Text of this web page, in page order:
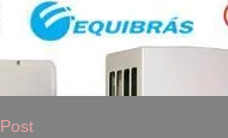
Post